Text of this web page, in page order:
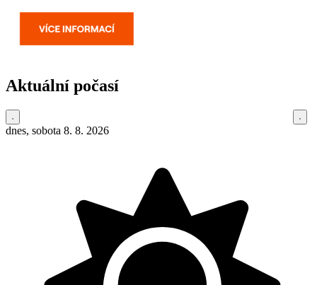
Aktuální počasí
dnes, sobota 8. 8. 2026